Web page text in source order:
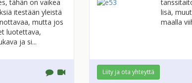
tähän on vaikea
itestään yleistä
mutta jos
luotettava,
ja si...
lisä,
maalla
Liity ja ota yhteyttä